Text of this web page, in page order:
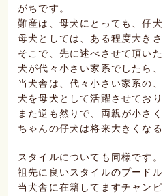
がちです。
難産は、母犬にとっても、仔
母犬としては、ある程度大き
そこで、先に述べさせて頂い
犬が代々小さい家系でしたら
当犬舎は、代々小さい家系の
犬を母犬として活躍させており
また逆も然りで、両親が小さ
ちゃんの仔犬は将来大きくな
スタイルについても同様です。
祖先に良いスタイルのプード
当犬舎に在籍してますチャン